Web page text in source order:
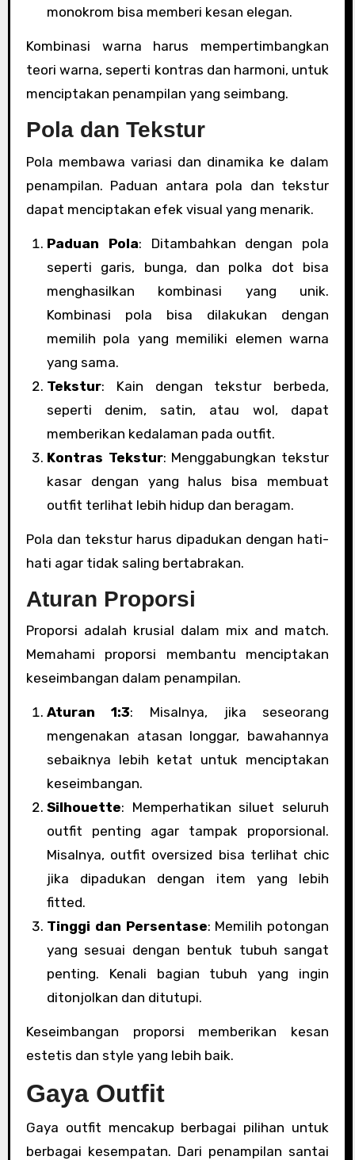
monokrom bisa memberi kesan elegan.
Kombinasi warna harus mempertimbangkan
teori warna, seperti kontras dan harmoni, untuk
menciptakan penampilan yang seimbang.
Pola dan Tekstur
Pola membawa variasi dan dinamika ke dalam
penampilan. Paduan antara pola dan tekstur
dapat menciptakan efek visual yang menarik.
Paduan Pola: Ditambahkan dengan pola
seperti garis, bunga, dan polka dot bisa
menghasilkan kombinasi yang unik.
Kombinasi pola bisa dilakukan dengan
memilih pola yang memiliki elemen warna
yang sama.
Tekstur: Kain dengan tekstur berbeda,
seperti denim, satin, atau wol, dapat
memberikan kedalaman pada outfit.
Kontras Tekstur: Menggabungkan tekstur
kasar dengan yang halus bisa membuat
outfit terlihat lebih hidup dan beragam.
Pola dan tekstur harus dipadukan dengan hati-
hati agar tidak saling bertabrakan.
Aturan Proporsi
Proporsi adalah krusial dalam mix and match.
Memahami proporsi membantu menciptakan
keseimbangan dalam penampilan.
Aturan 1:3: Misalnya, jika seseorang
mengenakan atasan longgar, bawahannya
sebaiknya lebih ketat untuk menciptakan
keseimbangan.
Silhouette: Memperhatikan siluet seluruh
outfit penting agar tampak proporsional.
Misalnya, outfit oversized bisa terlihat chic
jika dipadukan dengan item yang lebih
fitted.
Tinggi dan Persentase: Memilih potongan
yang sesuai dengan bentuk tubuh sangat
penting. Kenali bagian tubuh yang ingin
ditonjolkan dan ditutupi.
Keseimbangan proporsi memberikan kesan
estetis dan style yang lebih baik.
Gaya Outfit
Gaya outfit mencakup berbagai pilihan untuk
berbagai kesempatan. Dari penampilan santai